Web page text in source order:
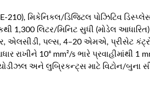
210), મિકેનિકલ/ડિજિટલ પોઝિટિવ
1,300 લિટર/મિનિટ સુધી (મોડેલ
એલસીડી, પલ્સ, 4–20 એમએ, પ્રીસેટ
રાખીને 10⁶ mm²/s ભારે પ્રવાહીમાંથી 1
અને લુબ્રિકન્ટ્સ માટે વિટોન/